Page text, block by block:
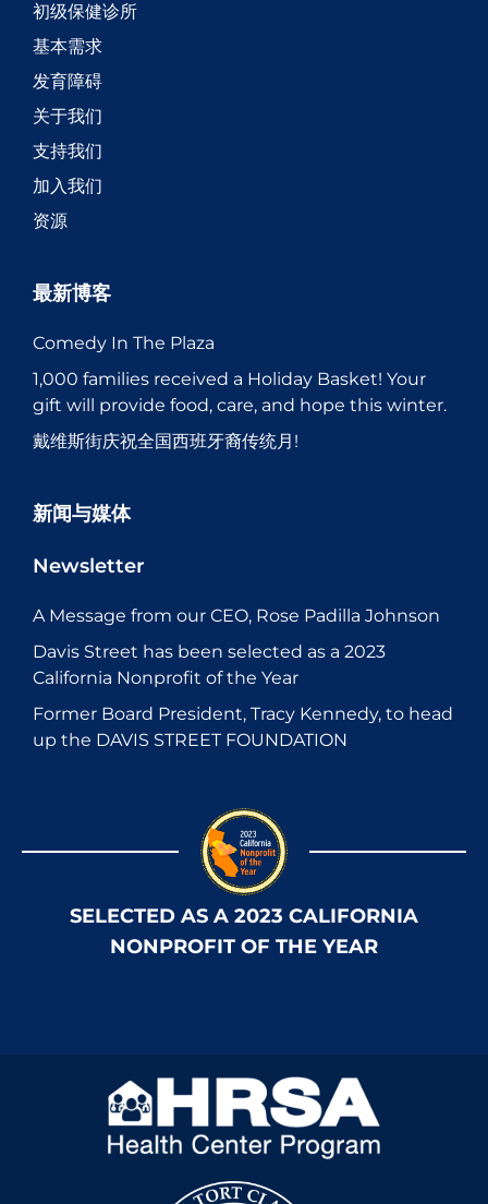
初级保健诊所
基本需求
发育障碍
关于我们
支持我们
加入我们
资源
最新博客
Comedy In The Plaza
1,000 families received a Holiday Basket! Your
gift will provide food, care, and hope this winter.
戴维斯街庆祝全国西班牙裔传统月!
新闻与媒体
Newsletter
A Message from our CEO, Rose Padilla Johnson
Davis Street has been selected as a 2023
California Nonprofit of the Year
Former Board President, Tracy Kennedy, to head
up the DAVIS STREET FOUNDATION
SELECTED AS A 2023 CALIFORNIA
NONPROFIT OF THE YEAR